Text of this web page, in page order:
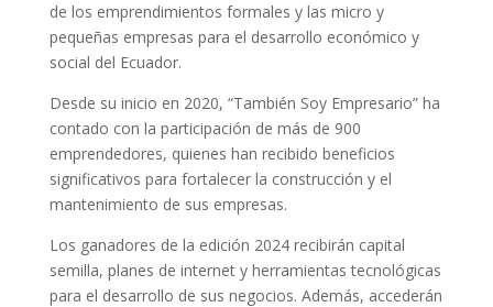
de los emprendimientos formales y las micro y
pequeñas empresas para el desarrollo económico y
social del Ecuador.
Desde su inicio en 2020, “También Soy Empresario” ha
contado con la participación de más de 900
emprendedores, quienes han recibido beneficios
significativos para fortalecer la construcción y el
mantenimiento de sus empresas.
Los ganadores de la edición 2024 recibirán capital
semilla, planes de internet y herramientas tecnológicas
para el desarrollo de sus negocios. Además, accederán